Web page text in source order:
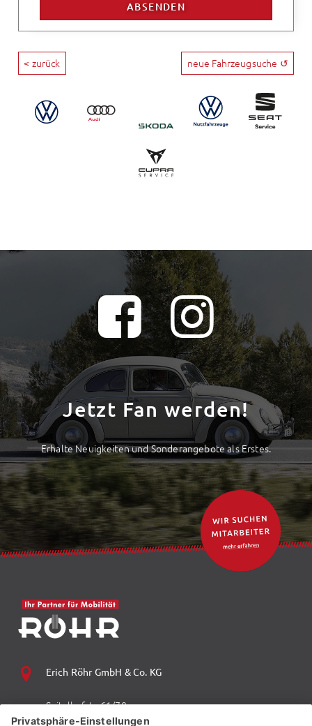
< zurück neue Fahrzeugsuche ↺
Jetzt Fan werden!
Erhalte Neuigkeiten und Sonderangebote als Erstes.
Erich Röhr GmbH & Co. KG
Spitalhofstr. 61/70
94032 Passau